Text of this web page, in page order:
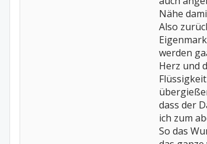
Nähe
Also
werden
Herz und
dass der
ich zum
So das